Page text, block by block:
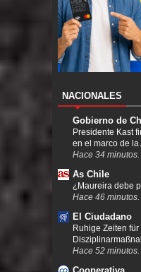
NACIONALES
Gobierno de
Presidente Kast
en el marco de la
Hace 34 minutos.
As Chile
¿Maureira debe
Hace 46 minutos.
El Ciudadano
Ruhige Zeiten
Hace 52 minutos.